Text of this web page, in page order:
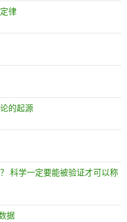
律
的起源
科学一定要能被验证才可以称
据